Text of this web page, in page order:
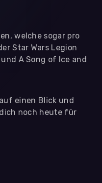
welche sogar pro
Star Wars Legion
A Song of Ice and
einen Blick und
noch heute für